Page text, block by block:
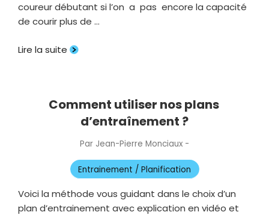
coureur débutant si l’on a pas encore la capacité
de courir plus de …
Lire la suite
Comment utiliser nos plans
d’entraînement ?
Par Jean-Pierre Monciaux -
le
Entrainement / Planification
Voici la méthode vous guidant dans le choix d’un
plan d’entrainement avec explication en vidéo et